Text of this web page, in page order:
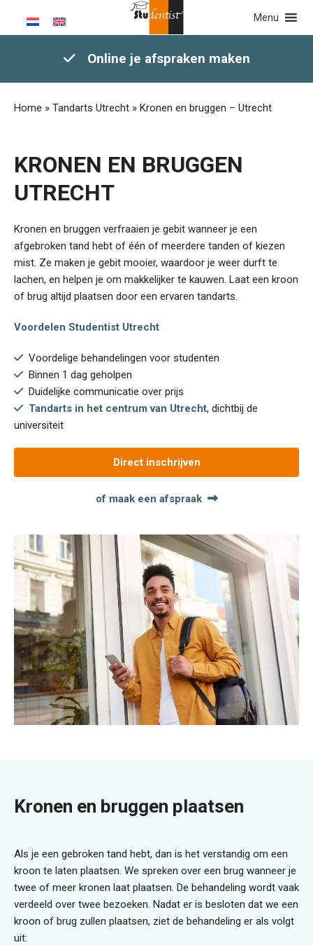
Menu
Online je afspraken maken
Home » Tandarts Utrecht » Kronen en bruggen – Utrecht
KRONEN EN BRUGGEN
UTRECHT
Kronen en bruggen verfraaien je gebit wanneer je een
afgebroken tand hebt of één of meerdere tanden of kiezen
mist. Ze maken je gebit mooier, waardoor je weer durft te
lachen, en helpen je om makkelijker te kauwen. Laat een kroon
of brug altijd plaatsen door een ervaren tandarts.
Voordelen Studentist Utrecht
Voordelige behandelingen voor studenten
Binnen 1 dag geholpen
Duidelijke communicatie over prijs
Tandarts in het centrum van Utrecht, dichtbij de
universiteit
Direct inschrijven
of maak een afspraak
Kronen en bruggen plaatsen
Als je een gebroken tand hebt, dan is het verstandig om een
kroon te laten plaatsen. We spreken over een brug wanneer je
twee of meer kronen laat plaatsen. De behandeling wordt vaak
verdeeld over twee bezoeken. Nadat er is besloten dat we een
kroon of brug zullen plaatsen, ziet de behandeling er als volgt
uit: